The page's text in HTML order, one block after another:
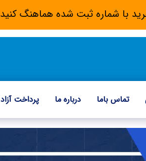
با شماره ثبت شده هماهنگ کنید
تماس باما درباره ما پرداخت آزاد